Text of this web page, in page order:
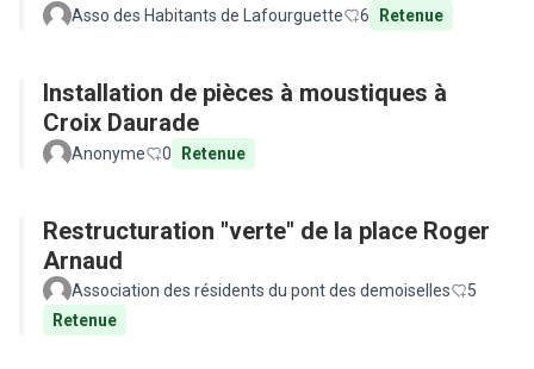
Asso des Habitants de Lafourguette 6 Retenue
Installation de pièces à moustiques à
Croix Daurade
Anonyme 0 Retenue
Restructuration "verte" de la place Roger
Arnaud
Association des résidents du pont des demoiselles
5
Retenue